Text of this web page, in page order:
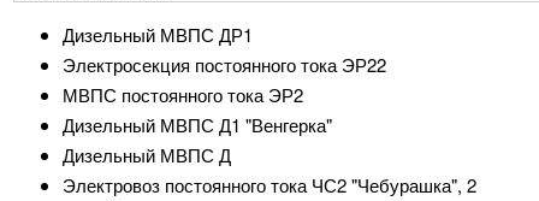
Дизельный МВПС ДР1
Электросекция постоянного тока ЭР22
МВПС постоянного тока ЭР2
Дизельный МВПС Д1 "Венгерка"
Дизельный МВПС Д
Электровоз постоянного тока ЧС2 "Чебурашка", 2